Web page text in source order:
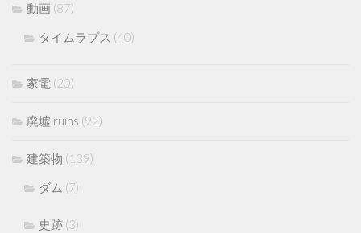
動画 (87)
タイムラプス (40)
家電 (20)
廃墟 ruins (92)
建築物 (139)
ダム (7)
史跡 (3)